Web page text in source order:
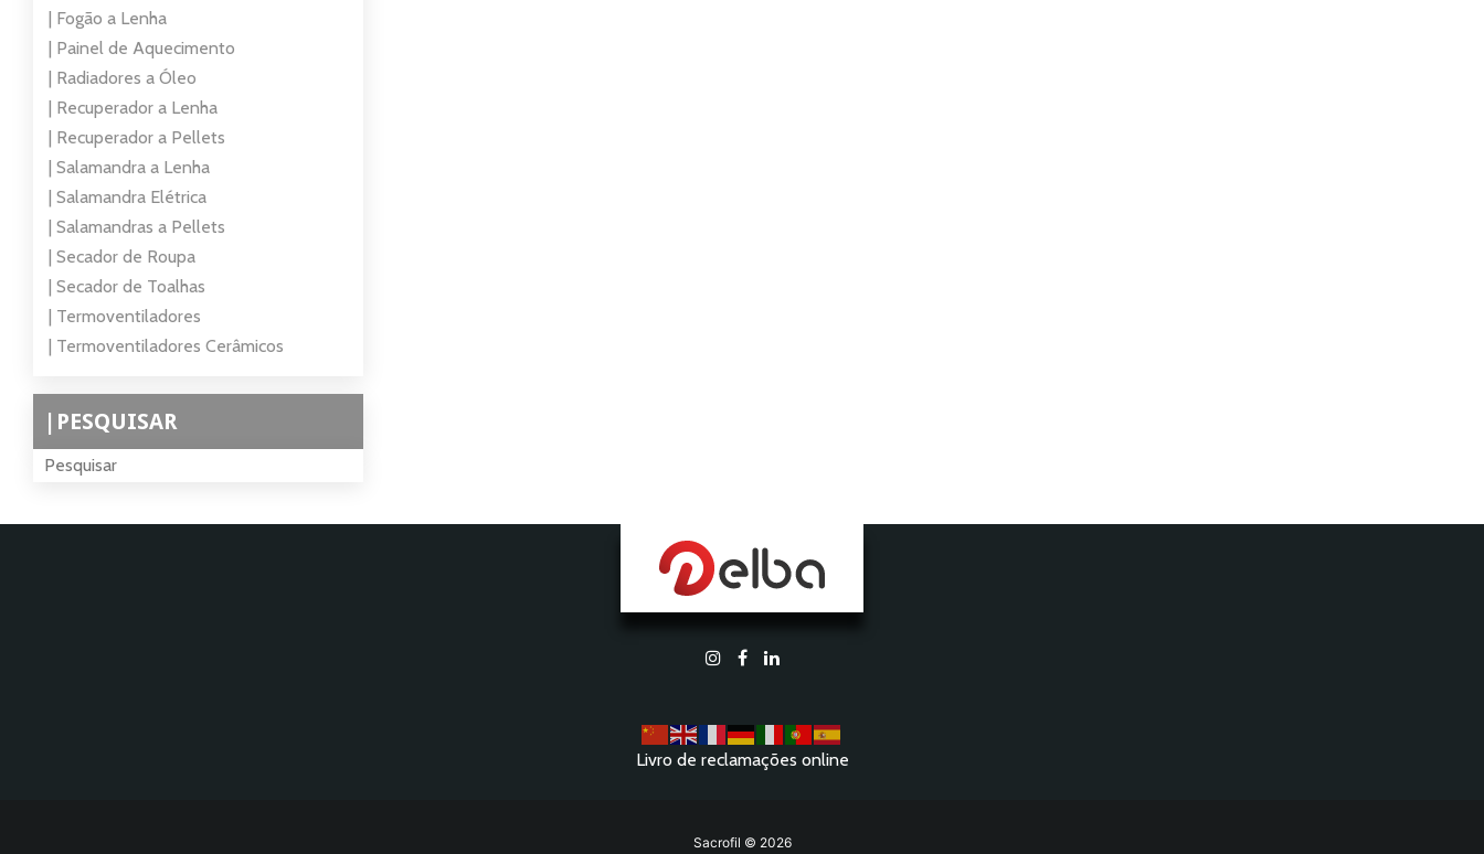
| Fogão a Lenha
| Painel de Aquecimento
| Radiadores a Óleo
| Recuperador a Lenha
| Recuperador a Pellets
| Salamandra a Lenha
| Salamandra Elétrica
| Salamandras a Pellets
| Secador de Roupa
| Secador de Toalhas
| Termoventiladores
| Termoventiladores Cerâmicos
|PESQUISAR
Livro de reclamações online
Sacrofil © 2026